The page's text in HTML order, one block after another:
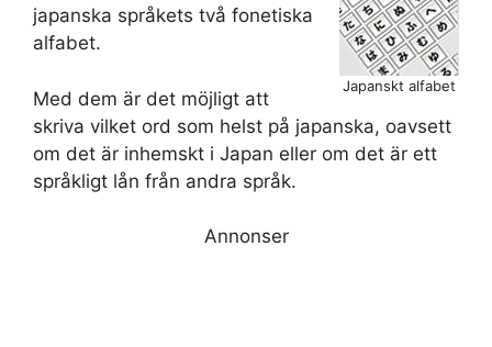
t
A
p
e
r
a
r
e
e
o
o
y
i
n
a
Japanskt alfabet
japanska språkets två fonetiska
alfabet.
Med dem är det möjligt att
skriva vilket ord som helst på japanska, oavsett
om det är inhemskt i Japan eller om det är ett
språkligt lån från andra språk.
Annonser